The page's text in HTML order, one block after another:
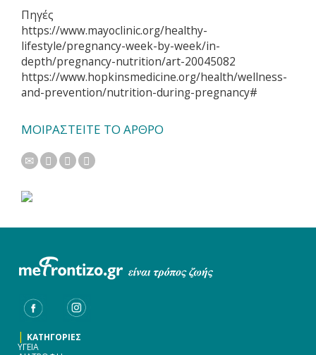
Πηγές
https://www.mayoclinic.org/healthy-
lifestyle/pregnancy-week-by-week/in-
depth/pregnancy-nutrition/art-20045082
https://www.hopkinsmedicine.org/health/wellness-
and-prevention/nutrition-during-pregnancy#
ΜΟΙΡΑΣΤΕΙΤΕ ΤΟ ΑΡΘΡΟ
| ΚΑΤΗΓΟΡΙΕΣ
ΥΓΕΙΑ